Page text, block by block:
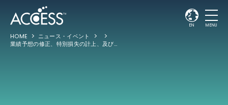
EN MENU
HOME
ニュース・イベント
業績予想の修正、特別損失の計上、及び役員報酬減額に関するお知らせ